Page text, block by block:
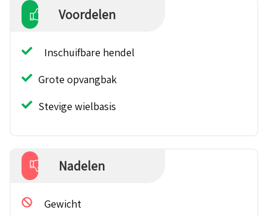
Voordelen
Inschuifbare hendel
Grote opvangbak
Stevige wielbasis
Nadelen
Gewicht